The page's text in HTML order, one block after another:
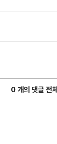
0 개의 댓글 전